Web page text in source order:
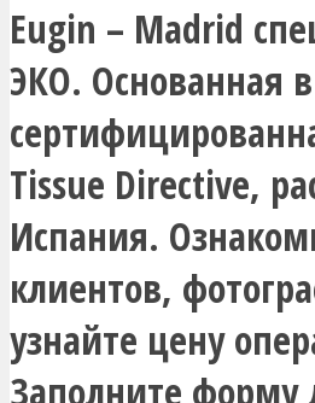
Eugin – Madrid
ЭКО. Основанная
Tissue Directive,
Испания.
клиентов,
узнайте цену
Заполните форму